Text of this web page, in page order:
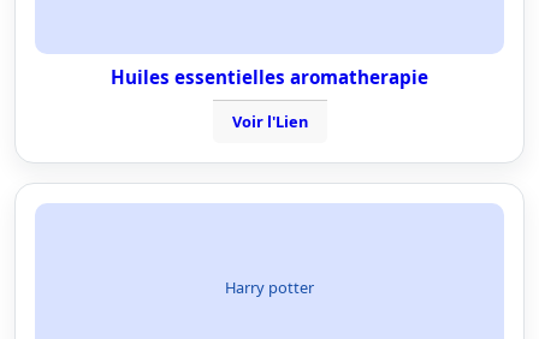
Huiles essentielles aromatherapie
Voir l'Lien
Harry potter